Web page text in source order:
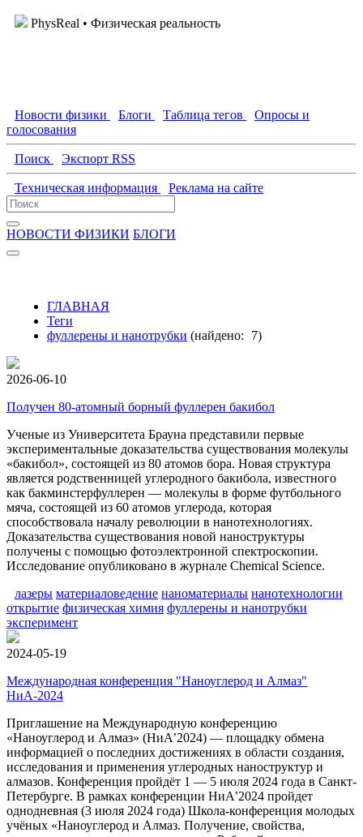
PhysReal • Физическая реальность
Новости физики Блоги Таблица тегов
Опросы и
голосования
Поиск Экспорт RSS
Техническая информация Реклама на сайте
НОВОСТИ ФИЗИКИ БЛОГИ
ГЛАВНАЯ
Теги
фуллерены и нанотрубки (найдено: 7)
2026-06-10
Получен 80-атомный борный фуллерен бакибол
Ученые из Университета Брауна представили первые
экспериментальные доказательства существования молекулы
«бакибол», состоящей из 80 атомов бора. Новая структура
является родственницей углеродного бакибола, известного
как бакминстерфуллерен — молекулы в форме футбольного
мяча, состоящей из 60 атомов углерода, которая
способствовала началу революции в нанотехнологиях.
Доказательства существования новой наноструктуры
получены с помощью фотоэлектронной спектроскопии.
Исследование опубликовано в журнале Chemical Science.
лазеры материаловедение наноматериалы нанотехнологии
открытие физическая химия фуллерены и нанотрубки
эксперимент
2024-05-19
Международная конференция "Наноуглерод и Алмаз"
НиА-2024
Приглашение на Международную конференцию
«Наноуглерод и Алмаз» (НиА’2024) — площадку обмена
информацией о последних достижениях в области создания,
исследования и применения углеродных наноструктур и
алмазов. Конференция пройдёт 1 — 5 июля 2024 года в Санкт-
Петербурге. В рамках конференции НиА’2024 пройдет
однодневная (3 июля 2024 года) Школа-конференция молодых
учёных «Наноуглерод и Алмаз. Получение, свойства,